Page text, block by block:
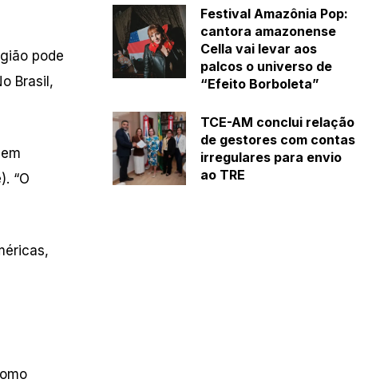
pode
Brasil,
“O
Festival Amazônia Pop:
cantora amazonense
Cella vai levar aos
palcos o universo de
“Efeito Borboleta”
TCE-AM conclui relação
de gestores com contas
irregulares para envio
ao TRE